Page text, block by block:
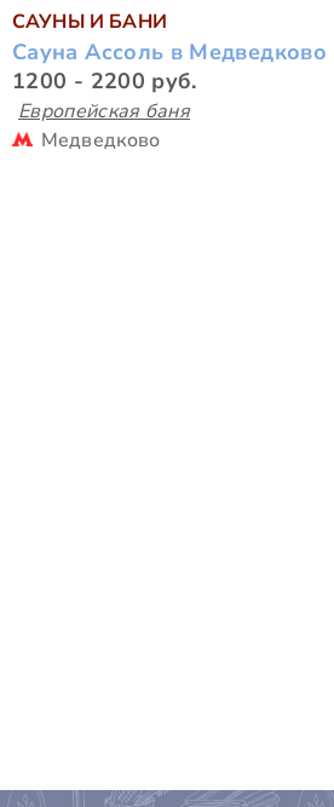
САУНЫ И БАНИ
Сауна Ассоль в Медведково
1200 - 2200 руб.
Европейская баня
Медведково